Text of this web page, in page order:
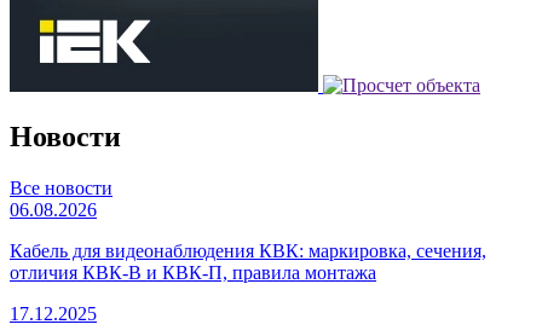
Новости
Все новости
06.08.2026
Кабель для видеонаблюдения КВК: маркировка, сечения,
отличия КВК-В и КВК-П, правила монтажа
17.12.2025